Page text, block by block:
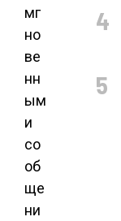
мг
но
ве
нн
ым
и
со
об
ще
ни